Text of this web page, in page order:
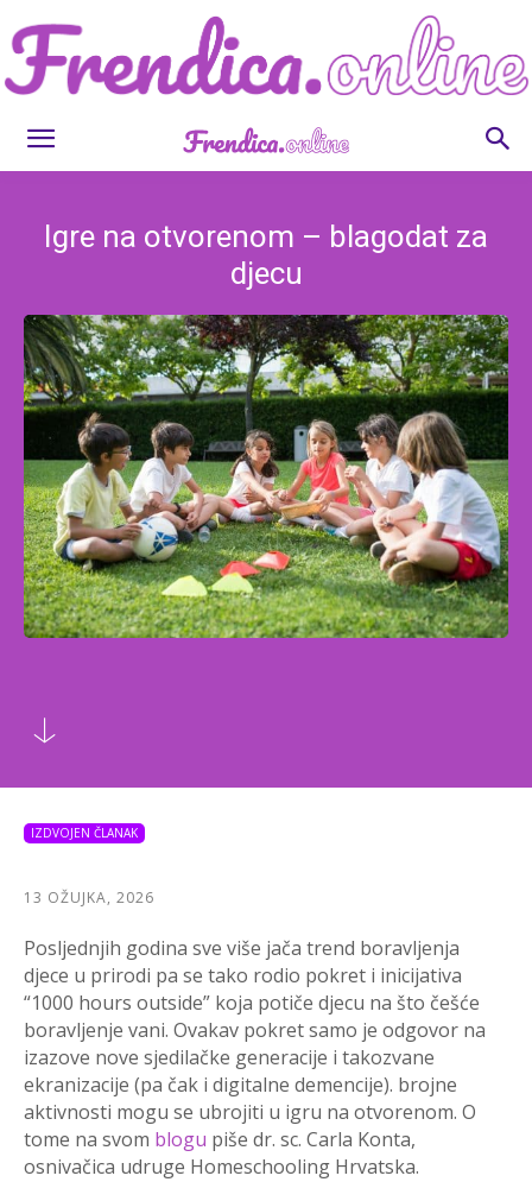
Frendica.online
Igre na otvorenom – blagodat za
djecu
IZDVOJEN ČLANAK
13 OŽUJKA, 2026
Posljednjih godina sve više jača trend boravljenja
djece u prirodi pa se tako rodio pokret i inicijativa
“1000 hours outside” koja potiče djecu na što češće
boravljenje vani. Ovakav pokret samo je odgovor na
izazove nove sjedilačke generacije i takozvane
ekranizacije (pa čak i digitalne demencije). brojne
aktivnosti mogu se ubrojiti u igru na otvorenom. O
tome na svom blogu piše dr. sc. Carla Konta,
osnivačica udruge Homeschooling Hrvatska.